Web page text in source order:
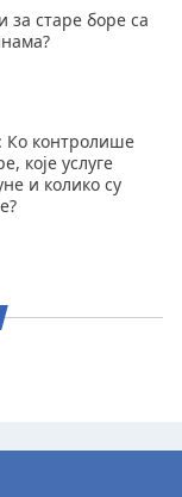
за старе боре са
контролише
које услуге
и колико су